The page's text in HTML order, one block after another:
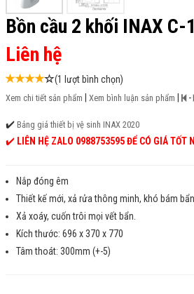
Bồn cầu 2 khối INAX C-
Liên hệ
(1 lượt bình chọn)
Xem chi tiết sản phẩm Xem bình luận sản phẩm -
✔️ Bảng giá thiết bị vệ sinh INAX 2020
✔️ LIÊN HỆ ZALO 0988753595 ĐỂ CÓ GIÁ TỐT
Nắp đóng êm
Thiết kế mới, xả rửa thông minh, khó bám
Xả xoáy, cuốn trôi mọi vết bẩn.
Kích thước: 696 x 370 x 770
Tâm thoát: 300mm (+-5)